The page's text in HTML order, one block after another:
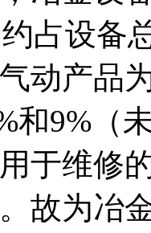
占设备
动产品
和9%（
于维修
故为冶